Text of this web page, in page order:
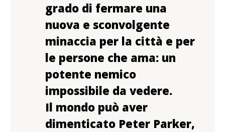
grado di fermare una
nuova e sconvolgente
minaccia per la città e per
le persone che ama: un
potente nemico
impossibile da vedere.
Il mondo può aver
dimenticato Peter Parker,